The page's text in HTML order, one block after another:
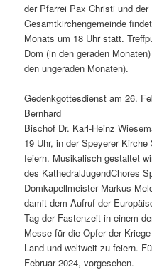
der Pfarrei Pax Christi und
Gesamtkirchengemeinde
Monats um 18 Uhr statt.
Dom (in den geraden
den ungeraden Monaten).
Gedenkgottesdienst am 26.
Bernhard
Bischof Dr. Karl-Heinz
19 Uhr, in der Speyerer
feiern. Musikalisch gestaltet
des KathedralJugendChores
Domkapellmeister Markus
damit dem Aufruf der
Tag der Fastenzeit in einem
Messe für die Opfer der
Land und weltweit zu feiern.
Februar 2024, vorgesehen.